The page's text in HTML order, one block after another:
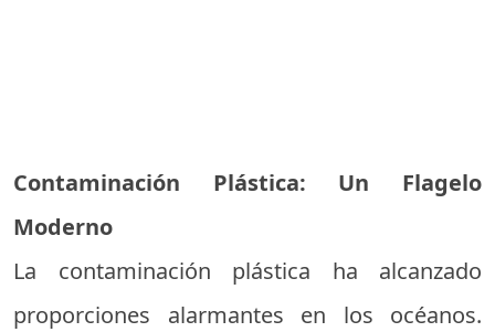
Contaminación Plástica: Un Flagelo
Moderno
La contaminación plástica ha alcanzado
proporciones alarmantes en los océanos.